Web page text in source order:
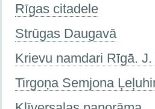
Rīgas citadele
Strūgas Daugavā
Krievu namdari Rīgā.
Tirgoņa Semjona